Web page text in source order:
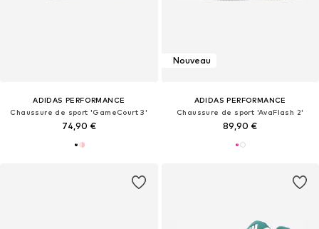
ADIDAS PERFORMANCE
Chaussure de sport 'GameCourt 3'
74,90 €
Nouveau
ADIDAS PERFORMANCE
Chaussure de sport 'AvaFlash 2'
89,90 €